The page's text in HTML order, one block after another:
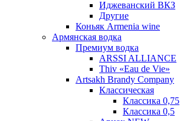
Иджеванский ВКЗ
Другие
Коньяк Armenia wine
Армянская водка
Премиум водка
ARSSI ALLIANCE
Thiv «Eau de Vie»
Artsakh Brandy Company
Классическая
Классика 0,75
Классика 0,5